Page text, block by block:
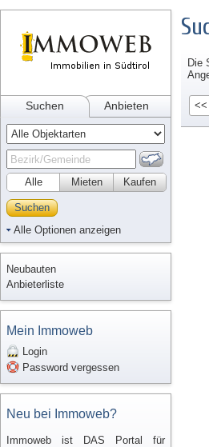
Suchen Anbieten
Alle Kaufen
Mieten
Suchen
Alle Optionen anzeigen
Neubauten
Anbieterliste
Mein Immoweb
Login
Password vergessen
Neu bei Immoweb?
Immoweb ist DAS Portal für
Die
<<